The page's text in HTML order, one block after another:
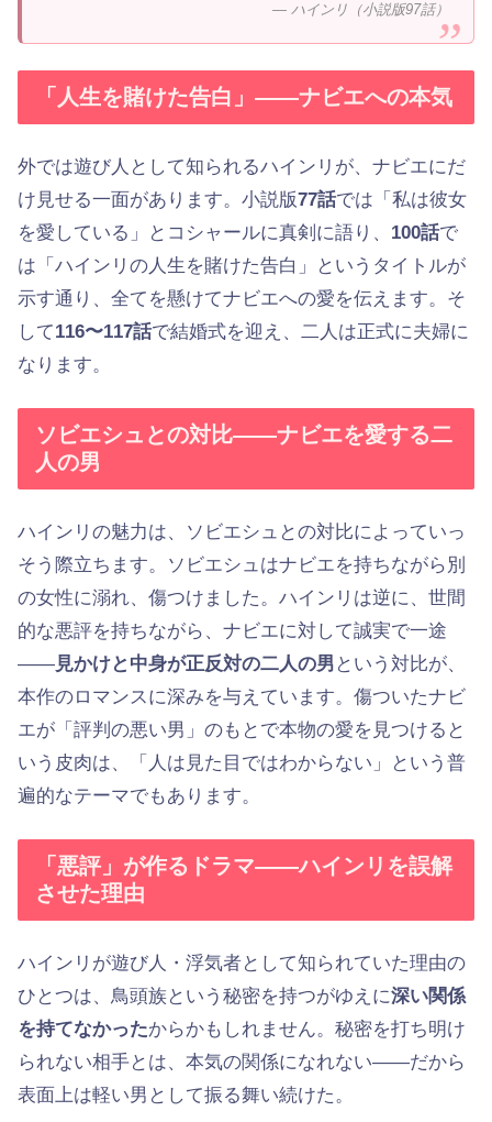
— ハインリ（小説版97話）
「人生を賭けた告白」——ナビエへの本気
外では遊び人として知られるハインリが、ナビエにだ
け見せる一面があります。小説版77話では「私は彼女
を愛している」とコシャールに真剣に語り、 100話で
は「ハインリの人生を賭けた告白」というタイトルが
示す通り、全てを懸けてナビエへの愛を伝えます。そ
して116〜117話で結婚式を迎え、二人は正式に夫婦に
なります。
ソビエシュとの対比——ナビエを愛する二
人の男
ハインリの魅力は、ソビエシュとの対比によっていっ
そう際立ちます。ソビエシュはナビエを持ちながら別
の女性に溺れ、傷つけました。ハインリは逆に、世間
的な悪評を持ちながら、ナビエに対して誠実で一途
——見かけと中身が正反対の二人の男 という対比が、
本作のロマンスに深みを与えています。傷ついたナビ
エが「評判の悪い男」のもとで本物の愛を見つけると
いう皮肉は、「人は見た目ではわからない」という普
遍的なテーマでもあります。
「悪評」が作るドラマ——ハインリを誤解
させた理由
ハインリが遊び人・浮気者として知られていた理由の
ひとつは、鳥頭族という秘密を持つがゆえに深い関係
を持てなかったからかもしれません。秘密を打ち明け
られない相手とは、本気の関係になれない——だから
表面上は軽い男として振る舞い続けた。